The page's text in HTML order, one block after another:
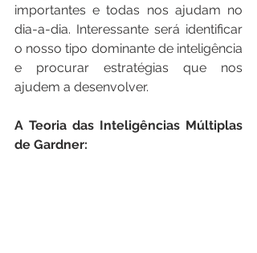
importantes e todas nos ajudam no
dia-a-dia. Interessante será identificar
o nosso tipo dominante de inteligência
e procurar estratégias que nos
ajudem a desenvolver.
A Teoria das Inteligências Múltiplas
de Gardner: